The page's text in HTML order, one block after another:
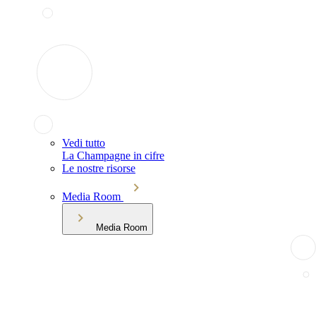
Vedi tutto
La Champagne in cifre
Le nostre risorse
Media Room
Media Room